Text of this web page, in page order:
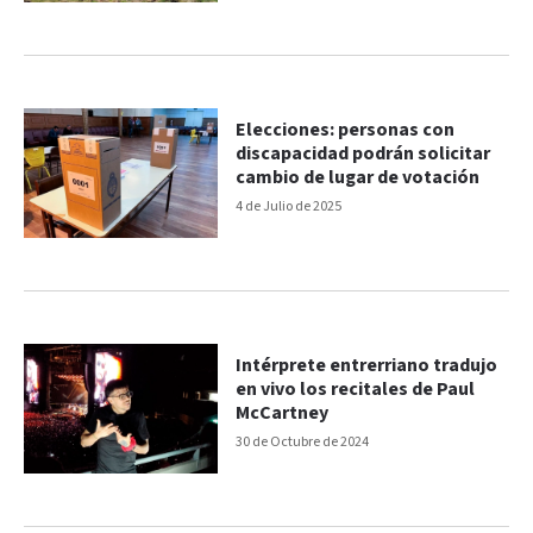
4 de Julio de 2025
Elecciones: personas con
discapacidad podrán solicitar
cambio de lugar de votación
30 de Octubre de 2024
Intérprete entrerriano tradujo
en vivo los recitales de Paul
McCartney